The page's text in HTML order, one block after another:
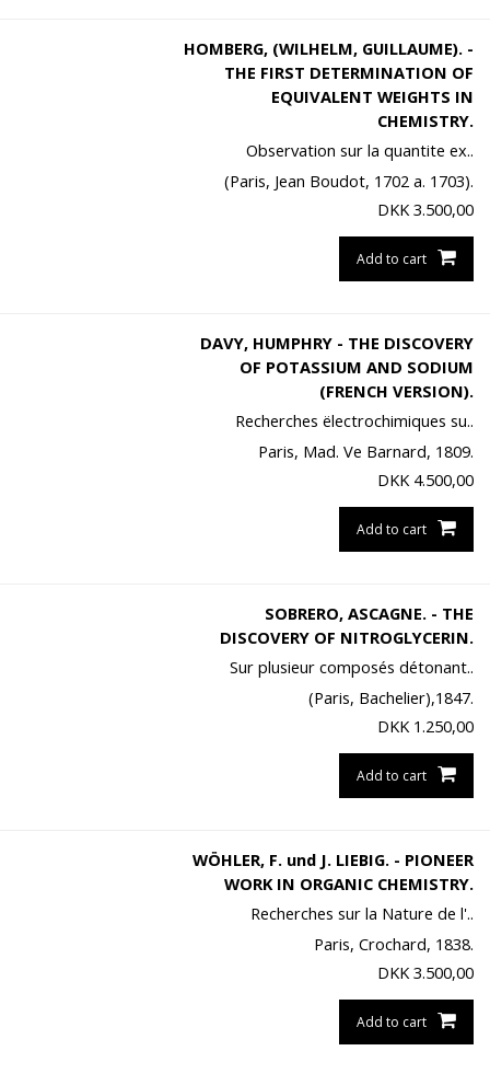
HOMBERG, (WILHELM, GUILLAUME). -
THE FIRST DETERMINATION OF
EQUIVALENT WEIGHTS IN
CHEMISTRY.
Observation sur la quantite ex..
(Paris, Jean Boudot, 1702 a. 1703).
DKK 3.500,00
Add to cart
DAVY, HUMPHRY - THE DISCOVERY
OF POTASSIUM AND SODIUM
(FRENCH VERSION).
Recherches ëlectrochimiques su..
Paris, Mad. Ve Barnard, 1809.
DKK 4.500,00
Add to cart
SOBRERO, ASCAGNE. - THE
DISCOVERY OF NITROGLYCERIN.
Sur plusieur composés détonant..
(Paris, Bachelier),1847.
DKK 1.250,00
Add to cart
WÖHLER, F. und J. LIEBIG. - PIONEER
WORK IN ORGANIC CHEMISTRY.
Recherches sur la Nature de l'..
Paris, Crochard, 1838.
DKK 3.500,00
Add to cart